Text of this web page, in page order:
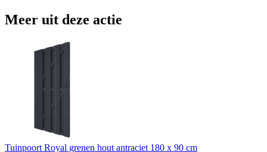
Meer uit deze actie
Tuinpoort Royal grenen hout antraciet 180 x 90 cm